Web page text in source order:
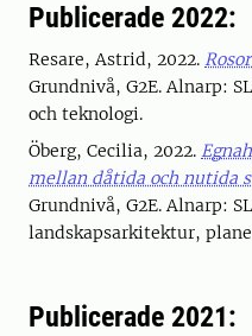
Publicerade 2022:
Resare, Astrid, 2022.
Grundnivå, G2E. Alnarp:
och teknologi.
Öberg, Cecilia, 2022.
mellan dåtida och nutida
Grundnivå, G2E. Alnarp:
landskapsarkitektur,
Publicerade 2021: